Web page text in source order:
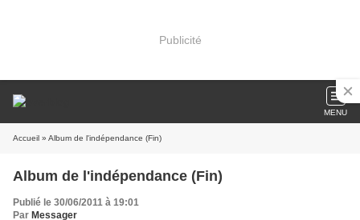
Publicité
MENU
Accueil » Album de l'indépendance (Fin)
Album de l'indépendance (Fin)
Publié le 30/06/2011 à 19:01
Par Messager